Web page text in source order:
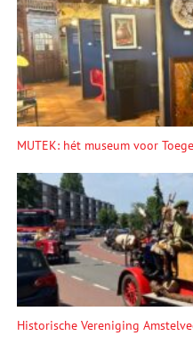
MUTEK: hét museum voor
Historische Vereniging